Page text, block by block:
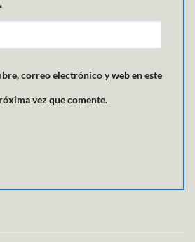
correo electrónico y web en este
vez que comente.